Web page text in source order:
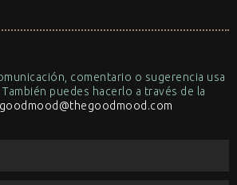
comentario o sugerencia usa
puedes hacerlo a través de la
goodmood@thegoodmood.com